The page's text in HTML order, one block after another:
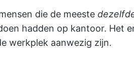
die de meeste
hadden op kantoor. Het
werkplek aanwezig zijn.